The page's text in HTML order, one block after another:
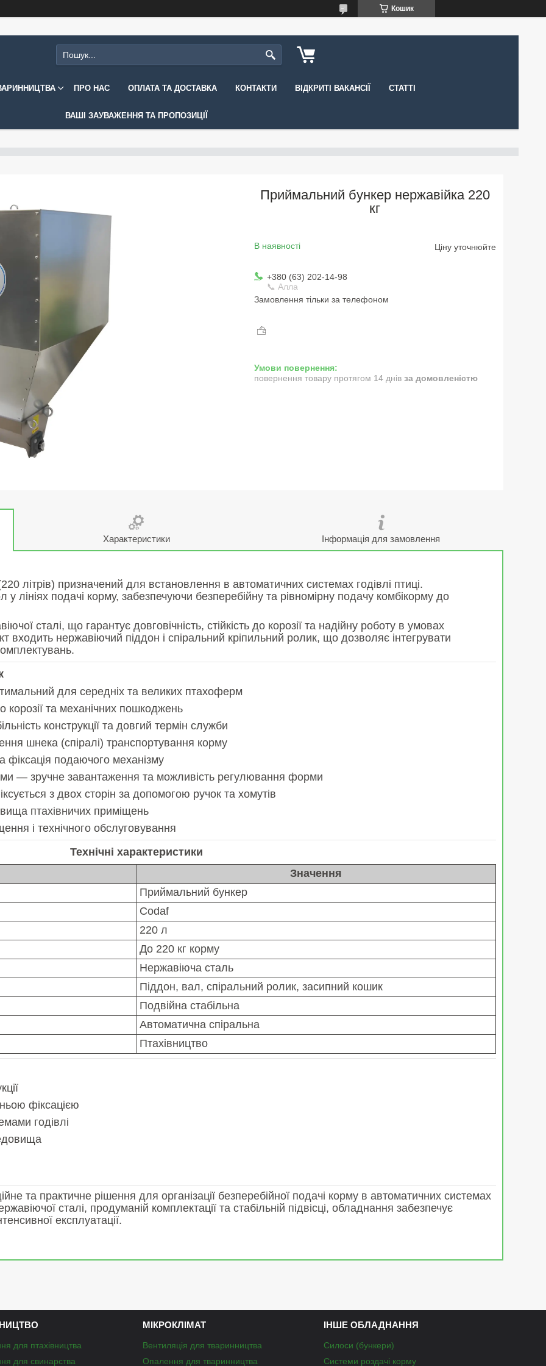
Кошик
ПРО НАС ОПЛАТА ТА ДОСТАВКА КОНТАКТИ ВІДКРИТІ ВАКАНСІЇ СТАТТІ
ВАШІ ЗАУВАЖЕННЯ ТА ПРОПОЗИЦІЇ
Приймальний бункер нержавійка 220
кг
В наявності Ціну уточнюйте
+380 (63) 202-14-98
📞 Алла
Замовлення тільки за телефоном
повернення товару протягом 14 днів за домовленістю
Характеристики Інформація для замовлення
літрів) призначений для встановлення в автоматичних системах годівлі птиці.
лініях подачі корму, забезпечуючи безперебійну та рівномірну подачу комбікорму до
сталі, що гарантує довговічність, стійкість до корозії та надійну роботу в умовах
входить нержавіючий піддон і спіральний кріпильний ролик, що дозволяє інтегрувати
для середніх та великих птахоферм
та механічних пошкоджень
конструкції та довгий термін служби
шнека (спіралі) транспортування корму
подаючого механізму
— зручне завантаження та можливість регулювання форми
з двох сторін за допомогою ручок та хомутів
птахівничих приміщень
і технічного обслуговування
Технічні характеристики
Значення
Приймальний бункер
Codaf
220 л
До 220 кг корму
Нержавіюча сталь
Піддон, вал, спіральний ролик, засипний кошик
Подвійна стабільна
Автоматична спіральна
Птахівництво
фіксацією
годівлі
та практичне рішення для організації безперебійної подачі корму в автоматичних системах
сталі, продуманій комплектації та стабільній підвісці, обладнання забезпечує
експлуатації.
для птахівництва
для свинарства
МІКРОКЛІМАТ
Вентиляція для тваринництва
Опалення для тваринництва
ІНШЕ ОБЛАДНАННЯ
Силоси (бункери)
Системи роздачі корму